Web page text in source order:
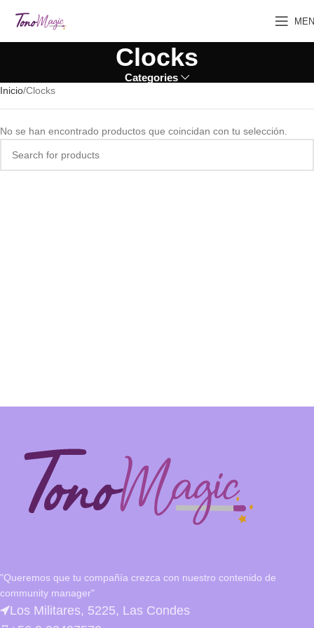
Clocks
Categories
Inicio Clocks
No se han encontrado productos que coincidan con tu selección.
"Queremos que tu compañía crezca con nuestro contenido de
community manager"
Los Militares, 5225, Las Condes